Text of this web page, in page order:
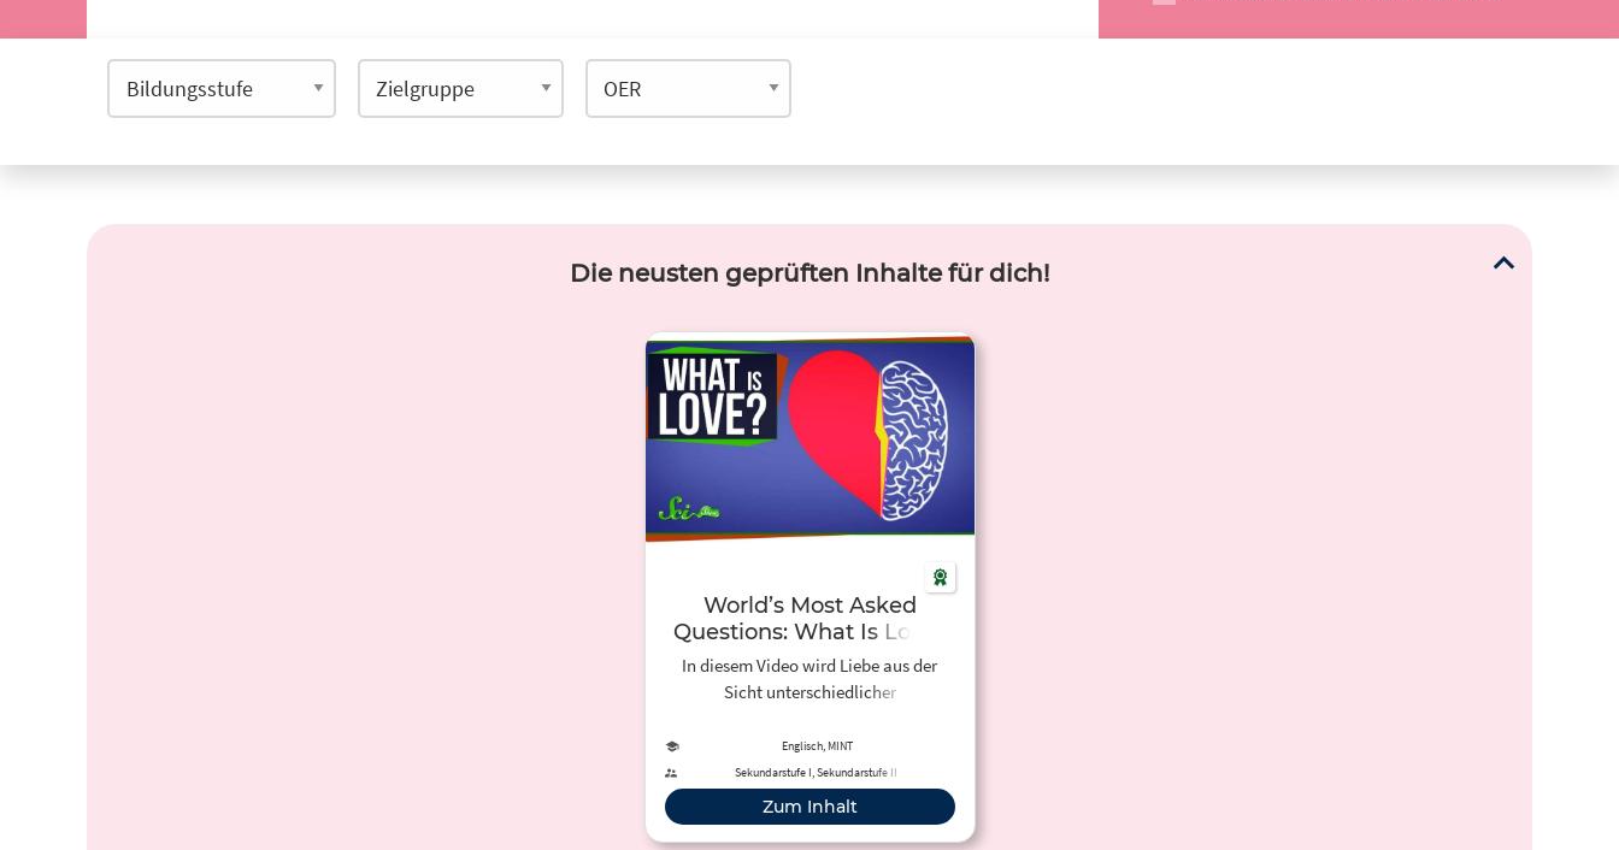
Die neusten geprüften Inhalte für dich!
World’s Most Asked
Questions: What Is Love?
In diesem Video wird Liebe aus der
Sicht unterschiedlicher
Bezug auf die biochemischen
Vorgänge im Gehirn erklärt. Die
wichtigsten Aussagen werden auch als
Text eingeblendet.
Englisch, MINT
Sekundarstufe I, Sekundarstufe II
Zum Inhalt